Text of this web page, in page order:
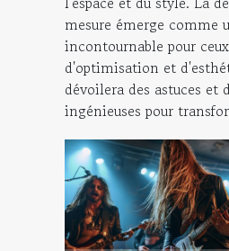
mesure émerge comme
incontournable pour
d'optimisation et
dévoilera des astuces et
ingénieuses pour